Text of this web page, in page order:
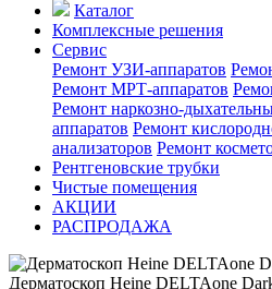
Каталог
Комплексные решения
Сервис
Ремонт УЗИ-аппаратов
Ремонт МРТ-аппаратов
Ремонт наркозно-
аппаратов Ремонт
анализаторов Ремонт
Рентгеновские трубки
Чистые помещения
АКЦИИ
РАСПРОДАЖА
Дерматоскоп Heine DELTAone